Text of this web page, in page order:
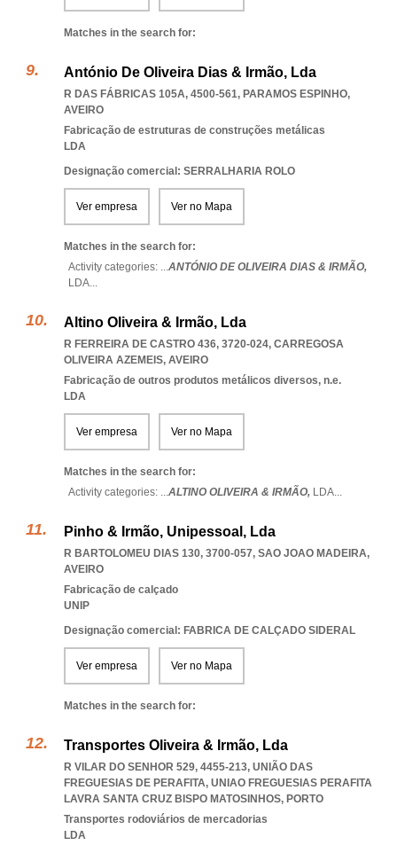
Matches in the search for:
António De Oliveira Dias & Irmão, Lda
R DAS FÁBRICAS 105A, 4500-561, PARAMOS ESPINHO,
AVEIRO
Fabricação de estruturas de construções metálicas
LDA
Designação comercial: SERRALHARIA ROLO
Ver empresa Ver no Mapa
Matches in the search for:
Activity categories: ...ANTÓNIO DE OLIVEIRA DIAS & IRMÃO,
LDA...
Altino Oliveira & Irmão, Lda
R FERREIRA DE CASTRO 436, 3720-024, CARREGOSA
OLIVEIRA AZEMEIS, AVEIRO
Fabricação de outros produtos metálicos diversos, n.e.
LDA
Ver empresa Ver no Mapa
Matches in the search for:
Activity categories: ...ALTINO OLIVEIRA & IRMÃO, LDA...
Pinho & Irmão, Unipessoal, Lda
R BARTOLOMEU DIAS 130, 3700-057, SAO JOAO MADEIRA,
AVEIRO
Fabricação de calçado
UNIP
Designação comercial: FABRICA DE CALÇADO SIDERAL
Ver empresa Ver no Mapa
Matches in the search for:
Transportes Oliveira & Irmão, Lda
R VILAR DO SENHOR 529, 4455-213, UNIÃO DAS
FREGUESIAS DE PERAFITA, UNIAO FREGUESIAS PERAFITA
LAVRA SANTA CRUZ BISPO MATOSINHOS, PORTO
Transportes rodoviários de mercadorias
LDA